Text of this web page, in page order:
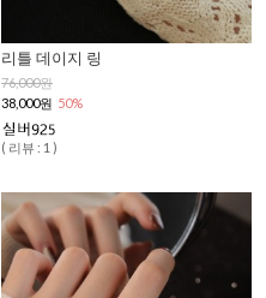
리틀 데이지 링
76,000원
38,000원 50%
( 리뷰 : 1 )